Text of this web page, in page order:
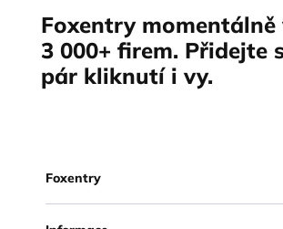
Foxentry momentálně
3 000+ firem. Přidejte
pár kliknutí i vy.
Foxentry